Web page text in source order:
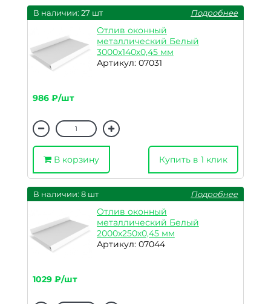
В наличии: 27 шт Подробнее
Отлив оконный
металлический Белый
3000х140х0,45 мм
Артикул: 07031
986 ₽/шт
В корзину Купить в 1 клик
В наличии: 8 шт Подробнее
Отлив оконный
металлический Белый
2000х250х0,45 мм
Артикул: 07044
1029 ₽/шт